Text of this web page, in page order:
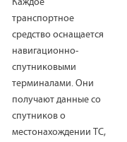
Каждое
транспортное
средство оснащается
навигационно-
спутниковыми
терминалами. Они
получают данные со
спутников о
местонахождении ТС,